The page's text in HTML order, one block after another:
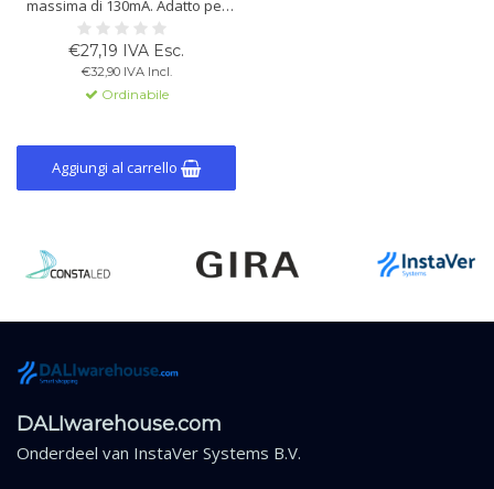
massima di 130mA. Adatto per
installazione a incasso.
Temperatura di esercizio -20°C a
+55°C. Classe di protezione IP20.
Colore grigio. Dimensioni: 60 x 33
x 15 mm.
€27,19 IVA Esc.
€32,90 IVA Incl.
Ordinabile
Aggiungi al carrello
DALIwarehouse.com
Onderdeel van InstaVer Systems B.V.